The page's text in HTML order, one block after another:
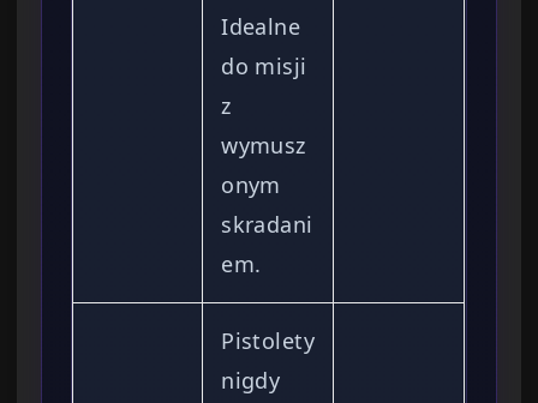
Idealne
do misji
z
wymusz
onym
skradani
em.
Pistolety
nigdy